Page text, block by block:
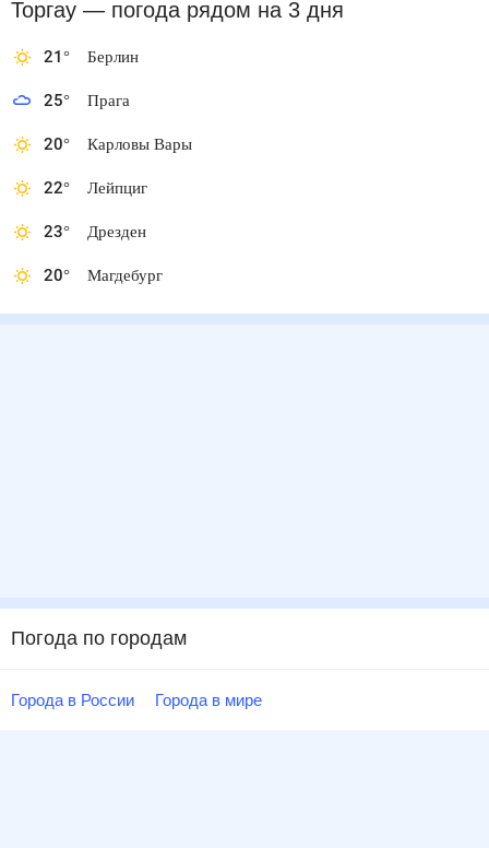
Торгау — погода рядом на 3 дня
21° Берлин
25° Прага
20° Карловы Вары
22° Лейпциг
23° Дрезден
20° Магдебург
Погода по городам
Города в России Города в мире